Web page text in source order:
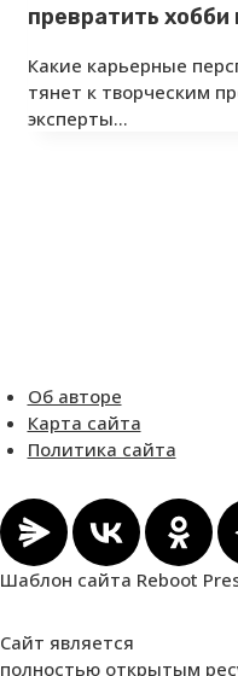
превратить
Какие карьерные
тянет к творческим
эксперты…
Об авторе
Карта сайта
Политика сайта
Шаблон сайта Reboot
Сайт является
полностью открытым